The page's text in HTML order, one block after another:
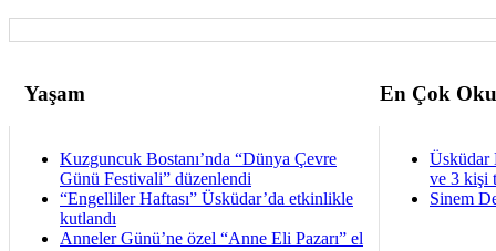
Yaşam En Çok
Kuzguncuk Bostanı’nda “Dünya Çevre
Günü Festivali” düzenlendi
“Engelliler Haftası” Üsküdar’da etkinlikle
kutlandı
Anneler Günü’ne özel “Anne Eli Pazarı” el
Üsküdar
ve 3 kişi
Sinem